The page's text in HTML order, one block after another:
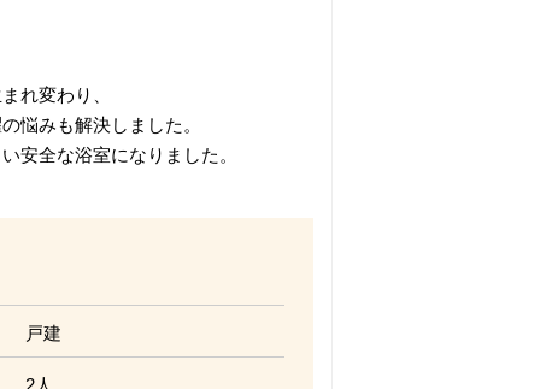
れ変わり、
悩みも解決しました。
安全な浴室になりました。
戸建
2人